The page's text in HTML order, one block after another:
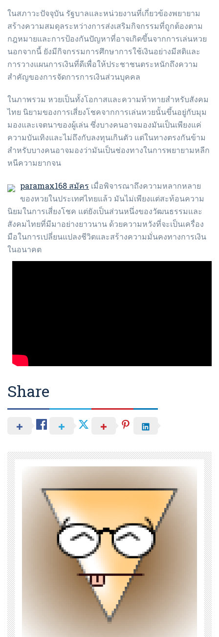
ในสภาวะปัจจุบัน รัฐบาลและหน่วยงานที่เกี่ยวข้องพยายาม
สร้างความสมดุลระหว่างการส่งเสริมกิจกรรมที่ถูกต้องตาม
กฎหมายและการป้องกันปัญหาที่อาจเกิดขึ้นจากการเล่นหวย
นอกจากนี้ ยังมีกิจกรรมการศึกษาการใช้เงินอย่างมีสติและ
การวางแผนการเงินที่ดีเพื่อให้ประชาชนตระหนักถึงความ
สำคัญของการจัดการการเงินส่วนบุคคล
ในภาพรวม หวยเป็นทั้งโอกาสและความท้าทายสำหรับสังคม
ไทย นิยามของการเสี่ยงโชคจากการเล่นหวยนั้นขึ้นอยู่กับมุม
มองและเจตนาของผู้เล่น ซึ่งบางคนอาจมองมันเป็นเพียงแค่
ความบันเทิงและไม่ถึงกับลงทุนเกินตัว แต่ในทางตรงกันข้าม
สำหรับบางคนอาจมองว่ามันเป็นช่องทางในการพยายามหลีก
หนีความยากจน
paramax168 สมัคร เมื่อพิจารณาถึงความหลากหลาย
ของหวยในประเทศไทยแล้ว มันไม่เพียงแต่สะท้อนความ
นิยมในการเสี่ยงโชค แต่ยังเป็นส่วนหนึ่งของวัฒนธรรมและ
สังคมไทยที่มีมาอย่างยาวนาน ด้วยความหวังที่จะเป็นเครื่อง
มือในการเปลี่ยนแปลงชีวิตและสร้างความมั่นคงทางการเงิน
ในอนาคต
Share